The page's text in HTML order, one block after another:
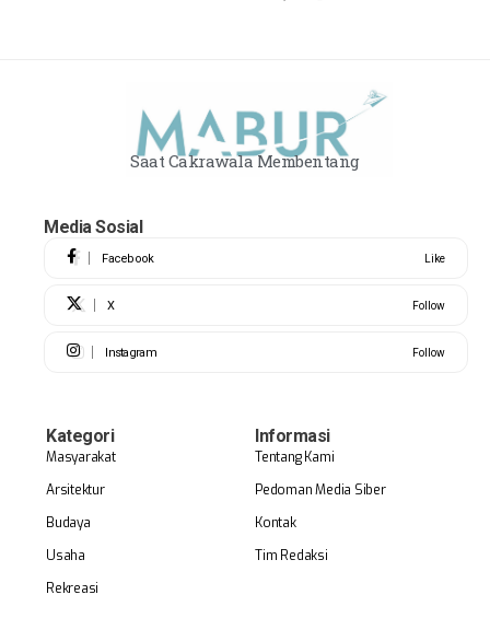
Saat Cakrawala Membentang
Media Sosial
Facebook Like
X Follow
Instagram Follow
Kategori
Masyarakat
Arsitektur
Budaya
Usaha
Rekreasi
Informasi
Tentang Kami
Pedoman Media Siber
Kontak
Tim Redaksi